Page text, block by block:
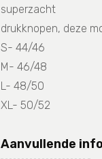
superzacht
drukknopen, deze
S- 44/46
M- 46/48
L- 48/50
XL- 50/52
Aanvullende